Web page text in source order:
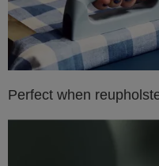
Perfect when